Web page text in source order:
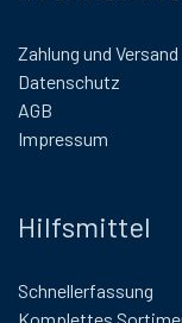
Zahlung und Versand
Datenschutz
AGB
Impressum
Hilfsmittel
Schnellerfassung